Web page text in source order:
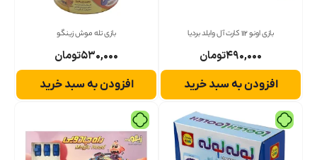
بازی اونو 112 کارت آل وایلد بردیا
۴۹۰,۰۰۰تومان
افزودن به سبد خرید
بازی تله موش زینگو
۵۳۰,۰۰۰تومان
افزودن به سبد خرید